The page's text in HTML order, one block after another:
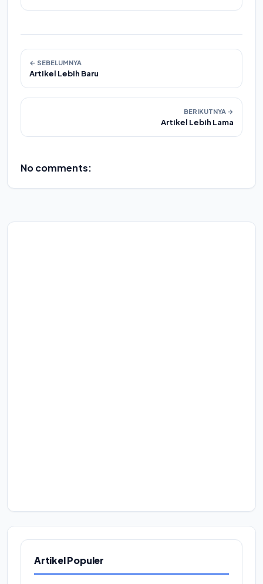
← SEBELUMNYA
Artikel Lebih Baru
BERIKUTNYA →
Artikel Lebih Lama
No comments:
Artikel Populer